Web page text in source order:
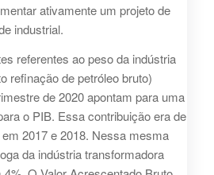
ativamente um projeto de
industrial.
referentes ao peso da indústria
refinação de petróleo bruto)
de 2020 apontam para uma
o PIB. Essa contribuição era de
2017 e 2018. Nessa mesma
da indústria transformadora